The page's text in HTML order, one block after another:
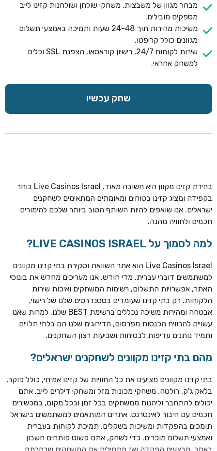
חבילת קבלת פנים: בונוס 100% עד 300€ + 100 ספיני בונוס על
ההפקדה הראשונה
CASOO
בונוס מתגלגל עד 2,000 ₪ + 200 ספינים חינם לשחקנים
חדשים
ROYSPINS
חינם על ההפקדות הראשונות
מבחר מגוון של משבצות, משחקי שולחן ושולחנות קזינו לייב
מספקים מובילים.
משיכות מהירות תוך 24-48 שעות ותמיכה באמצעי תשלום
מגוונים כולל קריפטו.
שירות לקוחות 24/7, רישיון קוראסאו, הצפנת SSL וכלים
למשחק אחראי.
שחק עכשיו
בחירת קזינו מקוון היא חשובה מאוד. Live Casinos Israel בוחר
בקפידה ומציג קזינו בטוחים ומאומתים המתאימים לשחקנים
ישראלים. אנו שואפים להיות השותף הטוב ביותר שלכם להימורים
חכמים ולחוויה מהנה.
למה לסמוך על LIVE CASINOS ISRAEL?
Live Casinos Israel הוא אתר השוואת וסקירת בתי קזינו מקוונים
למשתמשים דוברי עברית. מדי חודש, אנו מעריכים מחדש את בונוסי
האתר, אפשרויות התשלום, רשימות המשחקים ואיכות שירות
הלקוחות. רק בתי קזינו שעומדים בסטנדרטים שלנו של רישוי,
אבטחה ומהירות משיכה נכללים ברשימת BEST שלנו. למרות שאנו
עשויים להרוויח הכנסות מפרסום, הדירוגים שלנו הם בלתי תלויים
ותמיד נותנים עדיפות לבטיחות ושביעות רצון השחקנים.
מהם בתי קזינו מקוונים לשחקנים ישראלים?
בתי קזינו מקוונים מציעים את כל החוויות של קזינו אמיתי, כולל פוקר,
בלאק ג'ק, רולטה, משחקי מכונות מזל ומשחקי דילרים לייב. אתם
יכולים להתחבר וליהנות ממשחקים בכל זמן ובכל מקום, במכשירים
חכמים עם חיבור לאינטרנט. אתרים המותאמים למשתמשים בישראל
תומכים בהפקדות ומשיכות בשקלים, תמיכת לקוחות בעברית
ואמצעי תשלום מוכרים. כדי לשחק, אתם פשוט פותחים חשבון